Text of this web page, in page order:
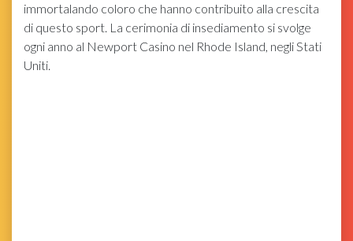
immortalando coloro che hanno contribuito alla crescita
di questo sport. La cerimonia di insediamento si svolge
ogni anno al Newport Casino nel Rhode Island, negli Stati
Uniti.